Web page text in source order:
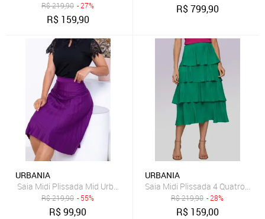
R$219,90 - 27%
R$ 159,90
R$799,90
URBANIA
Saia Midi Plissada Mid Urbania Média Roxo escuro Lisa crepe
R$219,90 - 55%
R$99,90
URBANIA
Saia Midi Plissada 4 Quatro
R$219,90 - 28%
R$ 159,00